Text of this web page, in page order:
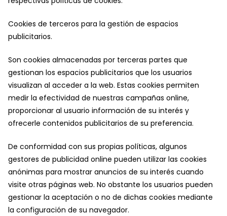
Cookies de terceros para la gestión de espacios
publicitarios.
Son cookies almacenadas por terceras partes que
gestionan los espacios publicitarios que los usuarios
visualizan al acceder a la web. Estas cookies permiten
medir la efectividad de nuestras campañas online,
proporcionar al usuario información de su interés y
ofrecerle contenidos publicitarios de su preferencia.
De conformidad con sus propias políticas, algunos
gestores de publicidad online pueden utilizar las cookies
anónimas para mostrar anuncios de su interés cuando
visite otras páginas web. No obstante los usuarios pueden
gestionar la aceptación o no de dichas cookies mediante
la configuración de su navegador.